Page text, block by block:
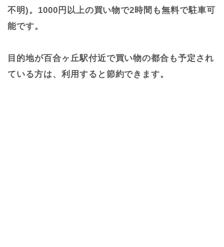
不明)。1000円以上の買い物で2時間も無料で駐車可
能です。
目的地が百合ヶ丘駅付近で買い物の都合も予定され
ている方は、利用すると節約できます。